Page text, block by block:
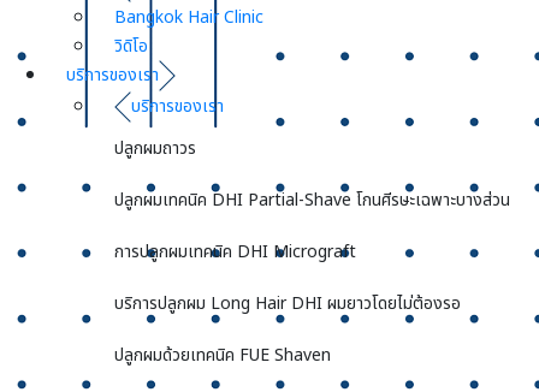
Bangkok Hair Clinic
วิดิโอ
บริการของเรา
บริการของเรา
ปลูกผมถาวร
ปลูกผมเทคนิค DHI Partial-Shave โกนศีรษะเฉพาะบางส่วน
การปลูกผมเทคนิค DHI Micrograft
บริการปลูกผม Long Hair DHI ผมยาวโดยไม่ต้องรอ
ปลูกผมด้วยเทคนิค FUE Shaven